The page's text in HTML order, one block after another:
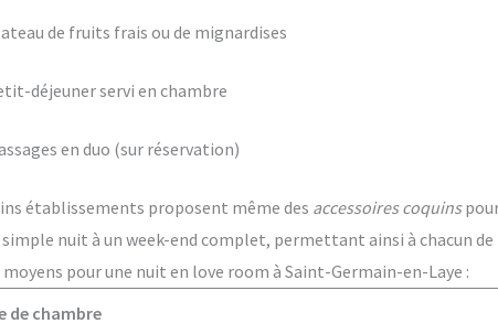
de fruits frais ou de mignardises
déjeuner servi en chambre
en duo (sur réservation)
établissements proposent même des accessoires coquins
simple nuit à un week-end complet, permettant ainsi à chacun
pour une nuit en love room à Saint-Germain-en-Laye :
de chambre